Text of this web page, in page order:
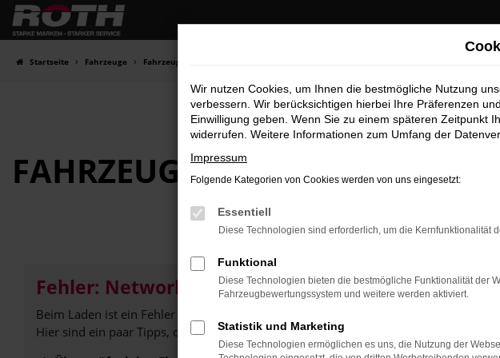
Zum
Hauptinhalt
Startseite Fahrzeuge Fahrzeugbestand
FAHRZEUG-SHOWROOM
Fehler: Network Error
Beim Laden ist ein Fehler aufgetreten.
Hier sind ein paar Tipps, die dir helfen können:
Wir nutzen Cookies, um Ihnen die bestmögliche Nutzung
verbessern. Wir berücksichtigen hierbei Ihre Präferenzen
Einwilligung geben. Wenn Sie zu einem späteren Zeitpunkt
widerrufen. Weitere Informationen zum Umfang der
Impressum
Folgende Kategorien von Cookies werden von uns eingesetzt:
Essentiell
Diese Technologien sind erforderlich, um die Kernfunktionalität
Funktional
Diese Technologien bieten die bestmögliche Funktionalität der
Fahrzeugbewertungssystem und weitere werden aktiviert.
Statistik und Marketing
Diese Technologien ermöglichen es uns, die Nutzung der